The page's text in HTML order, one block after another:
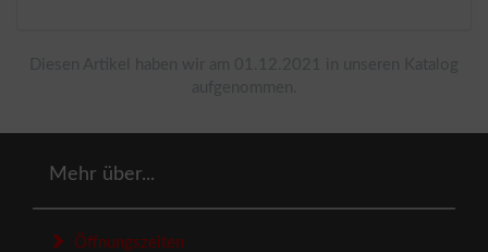
Mehr über...
Öffnungszeiten